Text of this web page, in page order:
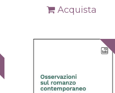
Acquista